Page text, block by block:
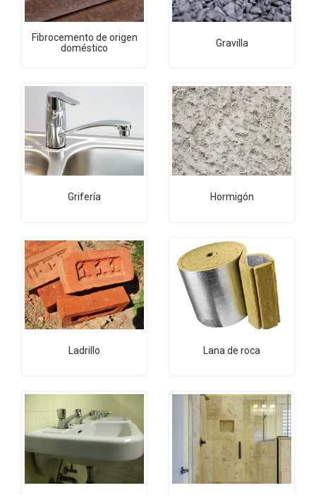
Fibrocemento de origen
doméstico
Gravilla
Grifería Hormigón
Ladrillo Lana de roca